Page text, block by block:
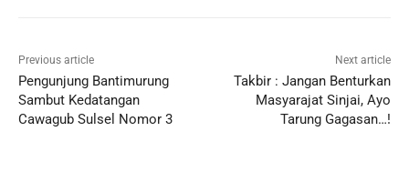
Previous article
Pengunjung Bantimurung
Sambut Kedatangan
Cawagub Sulsel Nomor 3
Next article
Takbir : Jangan Benturkan
Masyarajat Sinjai, Ayo
Tarung Gagasan…!